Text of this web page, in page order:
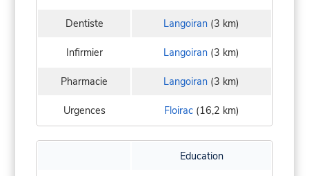
Dentiste Langoiran (3 km)
Infirmier Langoiran (3 km)
Pharmacie Langoiran (3 km)
Urgences Floirac(16,2 km)
Education